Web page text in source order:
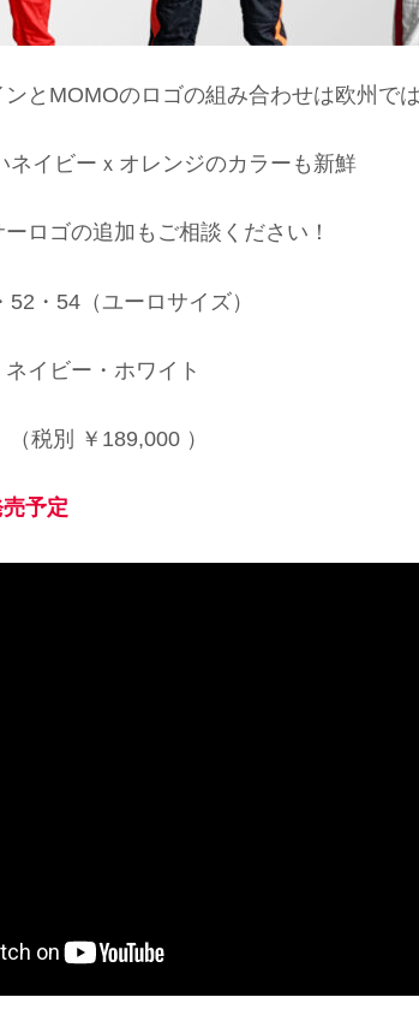
とMOMOのロゴの組み合わせは欧州で
ネイビーｘオレンジのカラーも新鮮
ロゴの追加もご相談ください！
・54（ユーロサイズ）
イビー・ホワイト
税別 ￥189,000 ）
予定